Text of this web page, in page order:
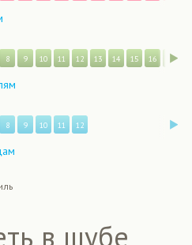
8 9 10 11 12 13 14 15 16 17
8 9 10 11 12
в шубе